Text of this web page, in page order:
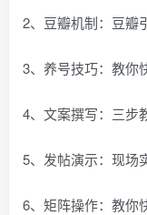
2、豆瓣机制：豆瓣
3、养号技巧：教你
4、文案撰写：三步
5、发帖演示：现场
6、矩阵操作：教你